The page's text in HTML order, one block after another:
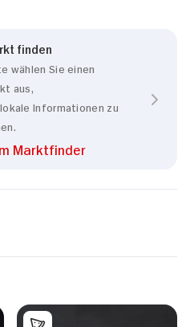
finden
wählen Sie einen
aus,
Informationen zu
Marktfinder